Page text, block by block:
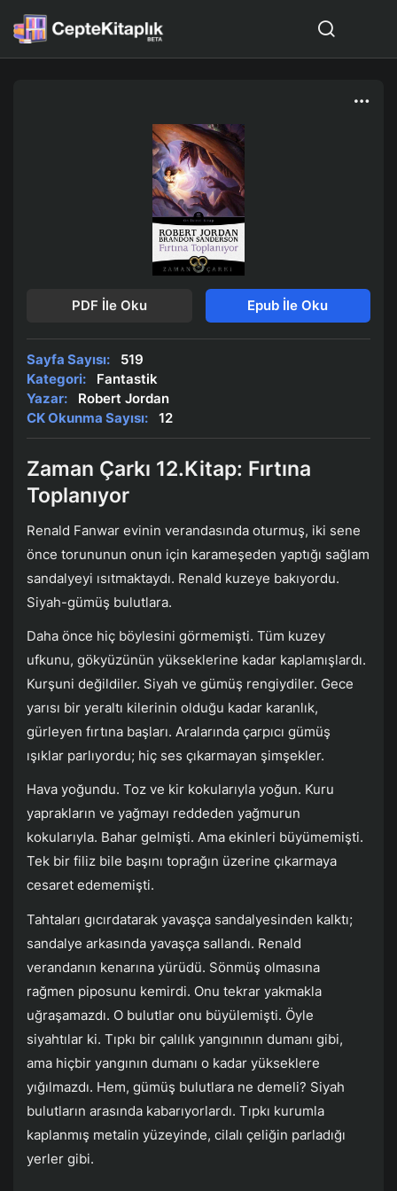
PDF İle Oku Epub İle Oku
Sayfa Sayısı:
519
Kategori:
Fantastik
Yazar:
Robert Jordan
CK Okunma Sayısı:
12
Zaman Çarkı 12.Kitap: Fırtına
Toplanıyor
Renald Fanwar evinin verandasında oturmuş, iki sene
önce torununun onun için karameşeden yaptığı sağlam
sandalyeyi ısıtmaktaydı. Renald kuzeye bakıyordu.
Siyah-gümüş bulutlara.
Daha önce hiç böylesini görmemişti. Tüm kuzey
ufkunu, gökyüzünün yükseklerine kadar kaplamışlardı.
Kurşuni değildiler. Siyah ve gümüş rengiydiler. Gece
yarısı bir yeraltı kilerinin olduğu kadar karanlık,
gürleyen fırtına başları. Aralarında çarpıcı gümüş
ışıklar parlıyordu; hiç ses çıkarmayan şimşekler.
Hava yoğundu. Toz ve kir kokularıyla yoğun. Kuru
yaprakların ve yağmayı reddeden yağmurun
kokularıyla. Bahar gelmişti. Ama ekinleri büyümemişti.
Tek bir filiz bile başını toprağın üzerine çıkarmaya
cesaret edememişti.
Tahtaları gıcırdatarak yavaşça sandalyesinden kalktı;
sandalye arkasında yavaşça sallandı. Renald
verandanın kenarına yürüdü. Sönmüş olmasına
rağmen piposunu kemirdi. Onu tekrar yakmakla
uğraşamazdı. O bulutlar onu büyülemişti. Öyle
siyahtılar ki. Tıpkı bir çalılık yangınının dumanı gibi,
ama hiçbir yangının dumanı o kadar yükseklere
yığılmazdı. Hem, gümüş bulutlara ne demeli? Siyah
bulutların arasında kabarıyorlardı. Tıpkı kurumla
kaplanmış metalin yüzeyinde, cilalı çeliğin parladığı
yerler gibi.